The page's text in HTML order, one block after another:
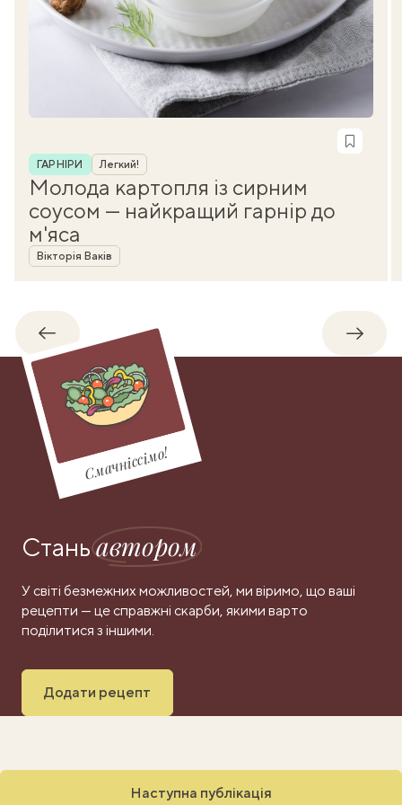
Рубрика
ГАРНІРИ Легкий!
Молода картопля із сирним
соусом — найкращий гарнір до
м'яса
Автор
Вікторія Ваків
Назад
Смачніссімо!
Станьавтором
У світі безмежних можливостей, ми віримо, що ваші
рецепти — це справжні скарби, якими варто
поділитися з іншими.
Додати рецепт
Наступна публікація